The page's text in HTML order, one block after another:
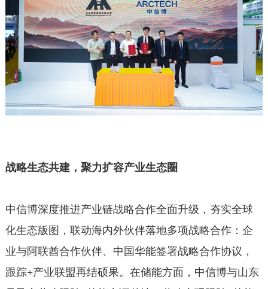
战略生态共建，聚力扩容产业生态圈
中信博深度推进产业链战略合作全面升级，夯实全球
化生态版图，联动海内外伙伴落地多项战略合作：企
业与阿联酋合作伙伴、中国华能签署战略合作协议，
跟踪+产业联盟再结硕果。在储能方面，中信博与山东